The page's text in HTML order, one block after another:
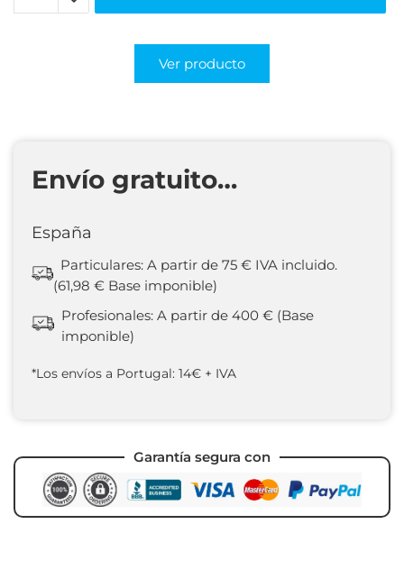
Ver producto
Envío gratuito…
España
Particulares: A partir de 75 € IVA incluido.
(61,98 € Base imponible)
Profesionales: A partir de 400 € (Base
imponible)
*Los envíos a Portugal: 14€ + IVA
Garantía segura con